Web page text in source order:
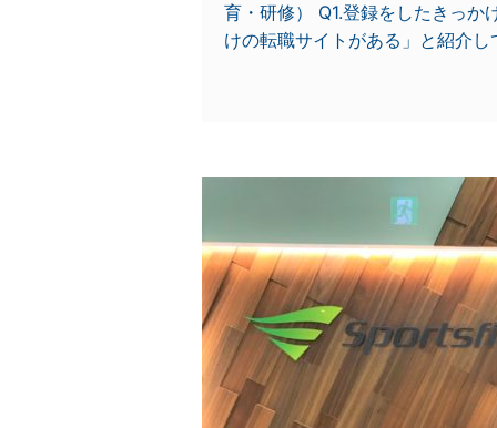
育・研修） Q1.登録をしたきっ
けの転職サイトがある」と紹介